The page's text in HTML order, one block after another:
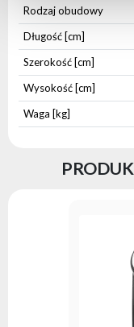
Rodzaj obudowy
Długość [cm]
Szerokość [cm]
Wysokość [cm]
Waga [kg]